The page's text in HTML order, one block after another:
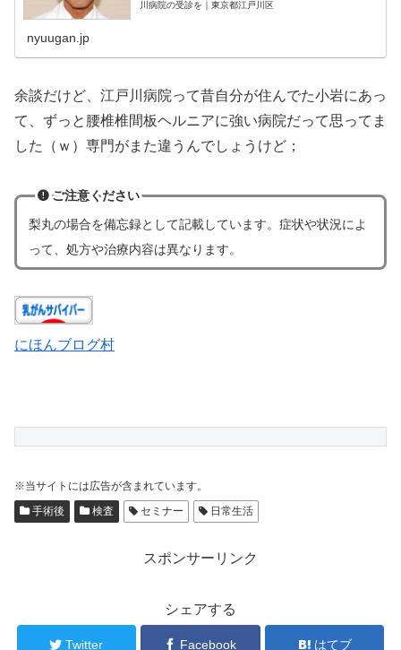
川病院の受診を｜東京都江戸川区
nyuugan.jp
余談だけど、江戸川病院って昔自分が住んでた小岩にあっ
て、ずっと腰椎椎間板ヘルニアに強い病院だって思ってま
した（ｗ）専門がまた違うんでしょうけど；
ご注意ください
梨丸の場合を備忘録として記載しています。症状や状況によ
って、処方や治療内容は異なります。
にほんブログ村
※当サイトには広告が含まれています。
手術後
検査 セミナー 日常生活
スポンサーリンク
シェアする
Twitter Facebook はてブ